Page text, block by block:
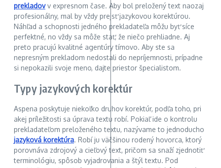
prekladovv expresnom čase. Aby bol preložený text naozaj
profesionálny, mal by vždy prejsť jazykovou korektúrou.
Náhľad a schopnosti jedného prekladateľa môžu byť síce
perfektné, no vždy sa môže stať, že niečo prehliadne. Aj
preto pracujú kvalitné agentúry tímovo. Aby ste sa
nepresným prekladom nedostali do nepríjemnosti, prípadne
si nepokazili svoje meno, dajte priestor špecialistom.
Typy jazykových korektúr
Aspena poskytuje niekoľko druhov korektúr, podľa toho, pri
akej príležitosti sa úprava textu robí. Pokiaľ ide o kontrolu
prekladateľom preloženého textu, nazývame to jednoducho
jazyková korektúra. Robí ju väčšinou rodený hovorca, ktorý
porovnáva zdrojový a cieľový text, pričom sa snaží zjednotiť
terminológiu, spôsob vyjadrovania a štýl textu. Pod